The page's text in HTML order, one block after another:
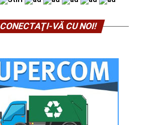
CONECTAŢI-VĂ CU NOI!